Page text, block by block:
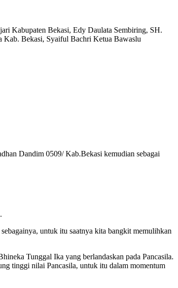
Kabupaten Bekasi, Edy Daulata Sembiring, SH.
Kab. Bekasi, Syaiful Bachri Ketua Bawaslu
Dandim 0509/ Kab.Bekasi kemudian sebagai
untuk itu saatnya kita bangkit memulihkan
Tunggal Ika yang berlandaskan pada Pancasila.
tinggi nilai Pancasila, untuk itu dalam momentum